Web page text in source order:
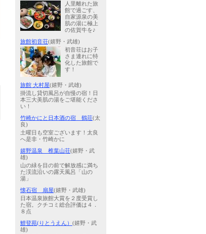
人里離れた旅
館で過ごす、
自家源泉の美
肌の湯に極上
の佐賀牛を♪
旅館初音荘(嬉野・武雄)
初音荘はお子
さま連れに特
化した旅館で
す！
旅館 大村屋(嬉野・武雄)
掛流し貸切風呂が自慢の宿！日
本三大美肌の湯をご堪能くださ
い！
竹崎かにと日本酒の宿 鶴荘(太
良)
土曜日も空室ございます！太良
へ是非・竹崎かに
嬉野温泉 椎葉山荘(嬉野・武
雄)
山の緑を目の前で解放感に満ち
た渓流沿いの露天風呂「山の
湯」
懐石宿 扇屋(嬉野・武雄)
日本温泉旅館大賞を２度受賞し
た宿。クチコミ総合評価は４．
８点
鯉登苑(りとうえん） (嬉野・武
雄)